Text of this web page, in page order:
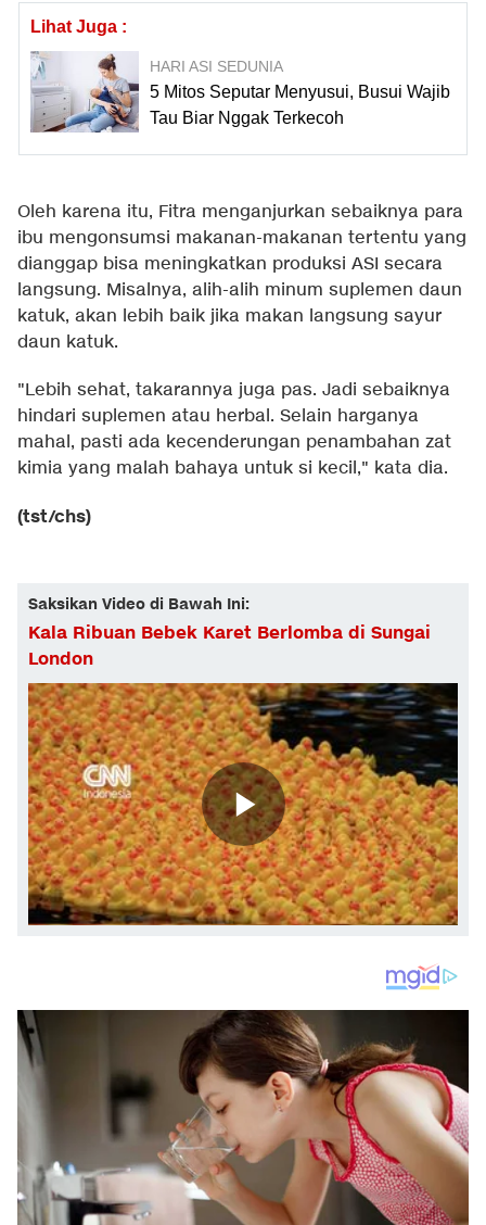
Lihat Juga :
HARI ASI SEDUNIA
5 Mitos Seputar Menyusui, Busui Wajib
Tau Biar Nggak Terkecoh
Oleh karena itu, Fitra menganjurkan sebaiknya para
ibu mengonsumsi makanan-makanan tertentu yang
dianggap bisa meningkatkan produksi ASI secara
langsung. Misalnya, alih-alih minum suplemen daun
katuk, akan lebih baik jika makan langsung sayur
daun katuk.
"Lebih sehat, takarannya juga pas. Jadi sebaiknya
hindari suplemen atau herbal. Selain harganya
mahal, pasti ada kecenderungan penambahan zat
kimia yang malah bahaya untuk si kecil," kata dia.
(tst/chs)
Saksikan Video di Bawah Ini:
Kala Ribuan Bebek Karet Berlomba di Sungai
London